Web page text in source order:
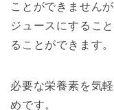
ことができませんが
ジュースにするこ
ることができます。
必要な栄養素を気
めです。